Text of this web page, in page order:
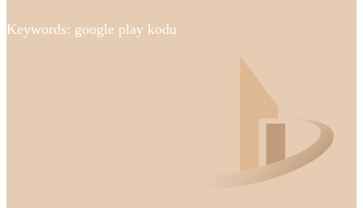
Keywords: google play kodu